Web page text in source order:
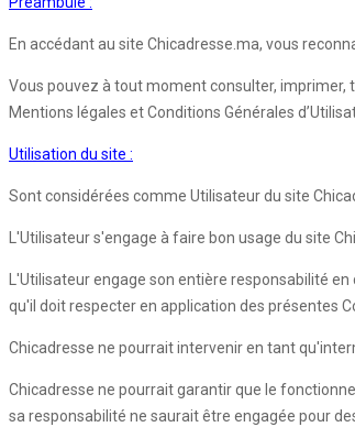
En accédant au site Chicadresse.ma, vous
Vous pouvez à tout moment consulter, imprimer,
Mentions légales et Conditions Générales
Utilisation du site :
Sont considérées comme Utilisateur du site
L'Utilisateur s'engage à faire bon usage du site
L'Utilisateur engage son entière responsabilité
qu'il doit respecter en application des présentes
Chicadresse ne pourrait intervenir en tant
Chicadresse ne pourrait garantir que le
sa responsabilité ne saurait être engagée pour